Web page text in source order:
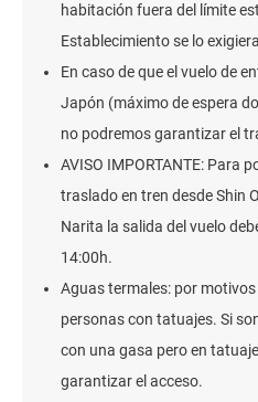
habitación fuera del límite
Establecimiento se lo
En caso de que el vuelo de
Japón (máximo de espera
no podremos garantizar el
AVISO IMPORTANTE: Para
traslado en tren desde Shin
Narita la salida del vuelo
14:00h.
Aguas termales: por
personas con tatuajes. Si
con una gasa pero en
garantizar el acceso.